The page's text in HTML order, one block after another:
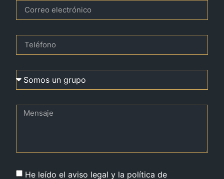
He leído el aviso legal y la política de